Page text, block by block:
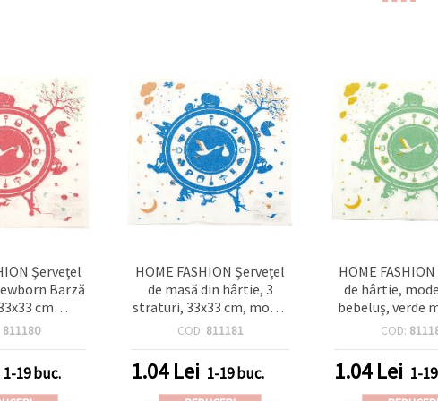
Șervețel
Barză
cm
3 straturi,
petrecere,
811180
1-19 buc.
HOME FASHION Șervețel
de masă din hârtie, 3
straturi, 33x33 cm, model
Barză Bebeluș, bleu,
Shower/sosirea nou-
născutului, 1 bucată
COD: 811181
1.04Lei 1-19 buc.
HOME
de hârtie,
bebeluș, verde
x 33 cm, 3
prânz,
decoupage
șervețelului),
COD:
1.04Lei 1-